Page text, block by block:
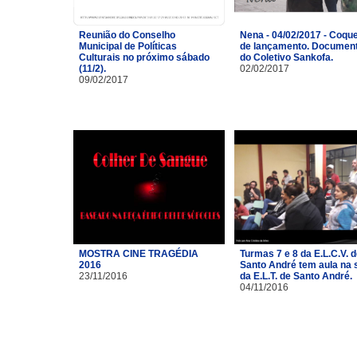
Reunião do Conselho
Municipal de Políticas
Culturais no próximo sábado
(11/2).
09/02/2017
Nena - 04/02/2017 -
de lançamento.
do Coletivo Sankofa.
02/02/2017
MOSTRA CINE TRAGÉDIA
2016
23/11/2016
Turmas 7 e 8 da E.L.C.V.
Santo André tem aula na
da E.L.T. de Santo André.
04/11/2016